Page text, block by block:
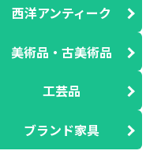
西洋アンティーク
美術品・古美術品
工芸品
ブランド家具